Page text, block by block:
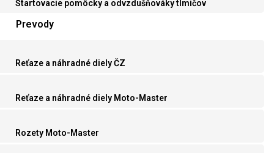
Štartovacie pomôcky a odvzdušňováky tlmičov
Prevody
Reťaze a náhradné diely ČZ
Reťaze a náhradné diely Moto-Master
Rozety Moto-Master